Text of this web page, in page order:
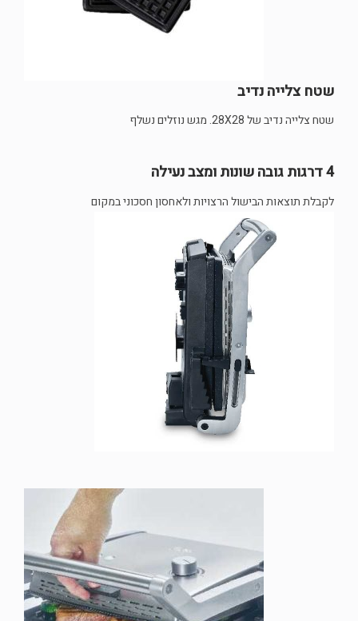
שטח צלייה נדיב
שטח צלייה נדיב של 28X28. מגש נוזלים נשלף
4 דרגות גובה שונות ומצב נעילה
לקבלת תוצאות הבישול הרצויות ולאחסון חסכוני במקום